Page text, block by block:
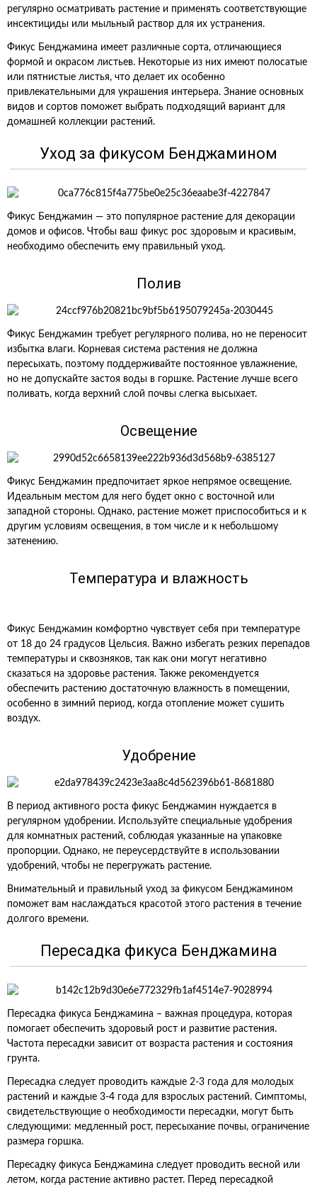
регулярно осматривать растение и применять соответствующие
инсектициды или мыльный раствор для их устранения.
Фикус Бенджамина имеет различные сорта, отличающиеся
формой и окрасом листьев. Некоторые из них имеют полосатые
или пятнистые листья, что делает их особенно
привлекательными для украшения интерьера. Знание основных
видов и сортов поможет выбрать подходящий вариант для
домашней коллекции растений.
Уход за фикусом Бенджамином
Фикус Бенджамин — это популярное растение для декорации
домов и офисов. Чтобы ваш фикус рос здоровым и красивым,
необходимо обеспечить ему правильный уход.
Полив
Фикус Бенджамин требует регулярного полива, но не переносит
избытка влаги. Корневая система растения не должна
пересыхать, поэтому поддерживайте постоянное увлажнение,
но не допускайте застоя воды в горшке. Растение лучше всего
поливать, когда верхний слой почвы слегка высыхает.
Освещение
Фикус Бенджамин предпочитает яркое непрямое освещение.
Идеальным местом для него будет окно с восточной или
западной стороны. Однако, растение может приспособиться и к
другим условиям освещения, в том числе и к небольшому
затенению.
Температура и влажность
Фикус Бенджамин комфортно чувствует себя при температуре
от 18 до 24 градусов Цельсия. Важно избегать резких перепадов
температуры и сквозняков, так как они могут негативно
сказаться на здоровье растения. Также рекомендуется
обеспечить растению достаточную влажность в помещении,
особенно в зимний период, когда отопление может сушить
воздух.
Удобрение
В период активного роста фикус Бенджамин нуждается в
регулярном удобрении. Используйте специальные удобрения
для комнатных растений, соблюдая указанные на упаковке
пропорции. Однако, не переусердствуйте в использовании
удобрений, чтобы не перегружать растение.
Внимательный и правильный уход за фикусом Бенджамином
поможет вам наслаждаться красотой этого растения в течение
долгого времени.
Пересадка фикуса Бенджамина
Пересадка фикуса Бенджамина – важная процедура, которая
помогает обеспечить здоровый рост и развитие растения.
Частота пересадки зависит от возраста растения и состояния
грунта.
Пересадка следует проводить каждые 2-3 года для молодых
растений и каждые 3-4 года для взрослых растений. Симптомы,
свидетельствующие о необходимости пересадки, могут быть
следующими: медленный рост, пересыхание почвы, ограничение
размера горшка.
Пересадку фикуса Бенджамина следует проводить весной или
летом, когда растение активно растет. Перед пересадкой